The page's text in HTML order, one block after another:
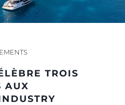
ÉQUIPE
TROIS
AUX